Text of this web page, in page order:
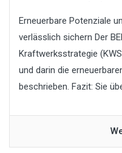
Erneuerbare Potenziale
verlässlich sichern Der
Kraftwerksstrategie
und darin die
beschrieben. Fazit: Sie